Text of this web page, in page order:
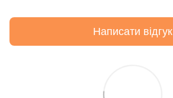
Написати відгук